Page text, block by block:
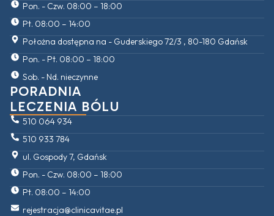
Pon. - Czw. 08:00 – 18:00
Pt. 08:00 – 14:00
Położna dostępna na - Guderskiego 72/3 , 80-180 Gdańsk
Pon. - Pt. 08:00 – 18:00
Sob. - Nd. nieczynne
PORADNIA
LECZENIA BÓLU
510 064 934
510 933 784
ul. Gospody 7, Gdańsk
Pon. - Czw. 08:00 – 18:00
Pt. 08:00 – 14:00
rejestracja@clinicavitae.pl